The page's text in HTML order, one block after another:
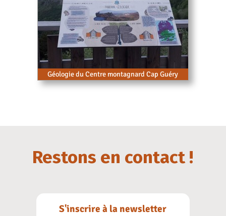
Géologie du Centre montagnard Cap Guéry
Restons en contact !
S'inscrire à la newsletter